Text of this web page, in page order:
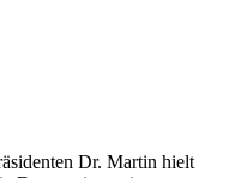
Dr. Martin hielt